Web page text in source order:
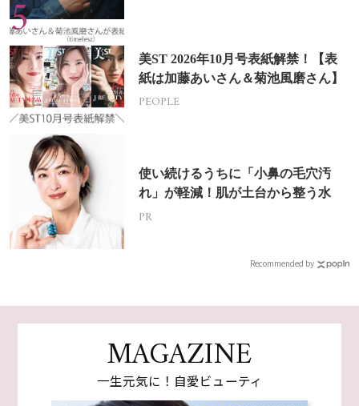
美ST 2026年10月号表紙解禁！【表
紙は加藤あいさん＆菊池風磨さん】
PEOPLE
使い続けるうちに「小鼻の毛穴汚
れ」が軽減！肌が土台から整う水
PR
Recommended by
MAGAZINE
一生元気に！自愛ビューティ